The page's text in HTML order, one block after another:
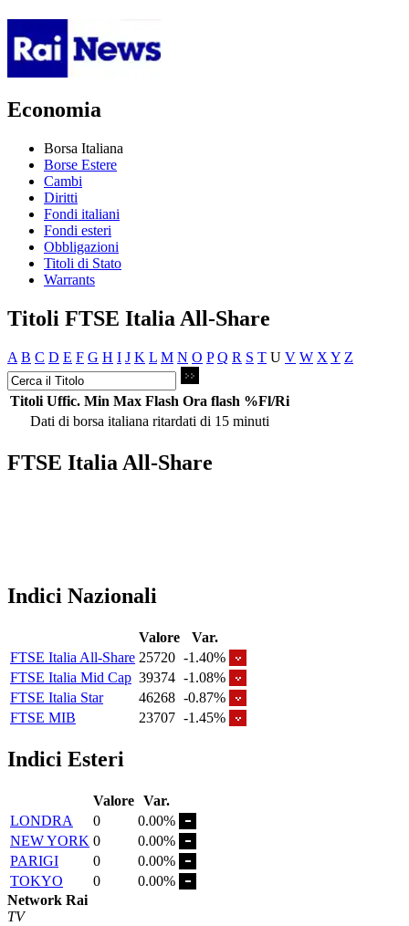
Economia
Borsa Italiana
Borse Estere
Cambi
Diritti
Fondi italiani
Fondi esteri
Obbligazioni
Titoli di Stato
Warrants
Titoli FTSE Italia All-Share
A B C D E F G H I J K L M N O P Q R S T U V W X Y Z
Titoli Uffic. Min Max Flash Ora flash %Fl/Ri
Dati di borsa italiana ritardati di 15 minuti
FTSE Italia All-Share
Indici Nazionali
Valore
Var.
FTSE Italia All-Share 25720 -1.40%
FTSE Italia Mid Cap 39374 -1.08%
FTSE Italia Star
46268 -0.87%
FTSE MIB
23707 -1.45%
Indici Esteri
Valore Var.
LONDRA
0
0.00%
NEW YORK 0
0.00%
PARIGI
0
0.00%
TOKYO
0
0.00%
Network Rai
TV